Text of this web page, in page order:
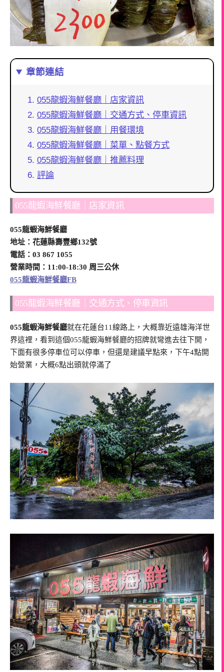
章節連結
055龍蝦海鮮餐廳｜店家資訊
055龍蝦海鮮餐廳｜交通方式、停車資訊
055龍蝦海鮮餐廳｜用餐環境
055龍蝦海鮮餐廳｜菜單、點餐方式
055龍蝦海鮮餐廳｜推薦料理
評論
055龍蝦海鮮餐廳｜店家資訊
055龍蝦海鮮餐廳
地址：花蓮縣壽豐鄉132號
電話：03 867 1055
營業時間：11:00-18:30 周三公休
055龍蝦海鮮餐廳FB
055龍蝦海鮮餐廳｜交通方式、停車資訊
055龍蝦海鮮餐廳就在花蓮台11線路上，大概靠近遠雄海洋世
界這裡，看到這個055龍蝦海鮮餐廳的招牌就彎進去往下開，
下面有很多停車位可以停車，但還是建議早點來，下午4點開
始營業，大概6點出頭就停滿了